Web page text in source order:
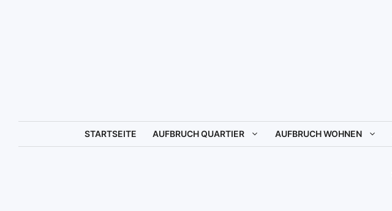
STARTSEITE AUFBRUCH QUARTIER AUFBRUCH WOHNEN